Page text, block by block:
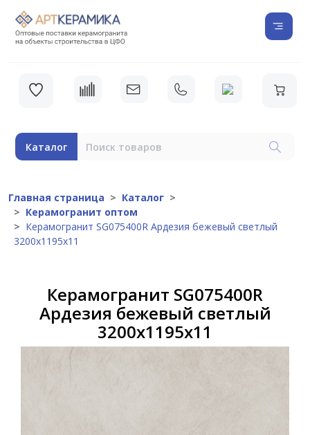
Каталог
Главная страница
Каталог
Керамогранит оптом
Керамогранит SG075400R Ардезия бежевый светлый
3200х1195х11
Керамогранит SG075400R
Ардезия бежевый светлый
3200х1195х11